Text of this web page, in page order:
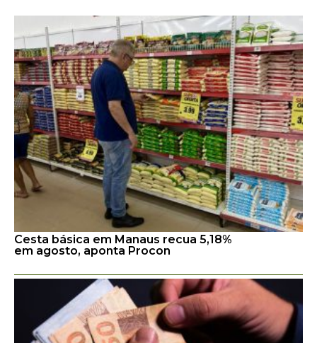
Cesta básica em Manaus recua 5,18%
em agosto, aponta Procon